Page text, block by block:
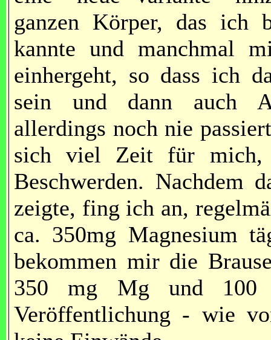
ganzen Körper, das ich
kannte und manchmal
einhergeht, so dass ich
sein und dann auch
allerdings noch nie
sich viel Zeit für mich,
Beschwerden. Nachdem
zeigte, fing ich an,
ca. 350mg Magnesium
bekommen mir die
350 mg Mg und 100
Veröffentlichung - wie